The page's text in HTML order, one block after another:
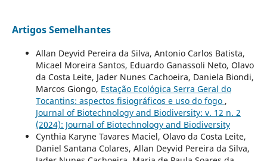
Artigos Semelhantes
Allan Deyvid Pereira da Silva, Antonio Carlos Batista,
Micael Moreira Santos, Eduardo Ganassoli Neto, Olavo
da Costa Leite, Jader Nunes Cachoeira, Daniela Biondi,
Marcos Giongo, Estação Ecológica Serra Geral do
Tocantins: aspectos fisiográficos e uso do fogo ,
Journal of Biotechnology and Biodiversity: v. 12 n. 2
(2024): Journal of Biotechnology and Biodiversity
Cynthia Karyne Tavares Maciel, Olavo da Costa Leite,
Daniel Santana Colares, Allan Deyvid Pereira da Silva,